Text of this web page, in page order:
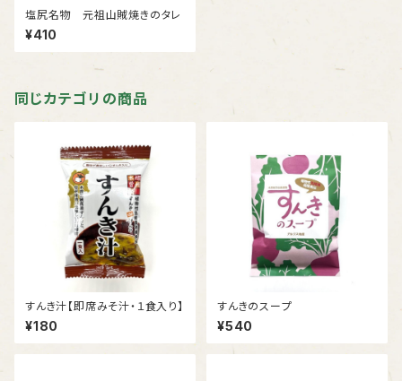
塩尻名物 元祖山賊焼きのタレ
¥410
同じカテゴリの商品
すんき汁【即席みそ汁・１食入り】
¥180
すんきのスープ
¥540